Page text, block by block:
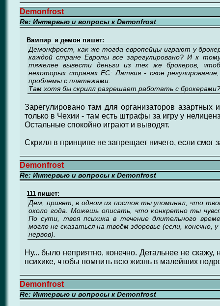
Demonfrost
Re: Интервью и вопросы к Demonfrost
Вампир_и демон пишет:
Демонфрост, как же тогда европейцы играют у
каждой стране Европы все зарегулировано? И к
тяжелее вывести деньги из тех же брокеров,
некоторых странах ЕС: Латвия - свое
проблемы с платежами.
Там хотя бы скрилл разрешает работать с брокерами?
Зарегулировано там для организаторов азартных
только в Чехии - там есть штрафы за игру у
Остальные спокойно играют и выводят.
Скрилл в принципе не запрещает ничего, если смог
Demonfrost
Re: Интервью и вопросы к Demonfrost
111 пишет:
Дем, привет, в одном из постов ты упоминал, что
около года. Можешь описать, что конкретно ты
По сути, твоя психика в течение длительного
могло не сказаться на твоём здоровье (если,
нервов).
Ну... было неприятно, конечно. Детальнее не скажу,
психике, чтобы помнить всю жизнь в малейших
Demonfrost
Re: Интервью и вопросы к Demonfrost